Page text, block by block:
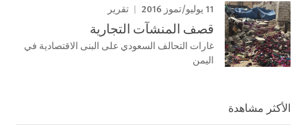
11 يوليو/تموز 2016 تقرير
قصف المنشآت التجارية
غارات التحالف السعودي على البنى الاقتصادية في
اليمن
الأكثر مشاهدة